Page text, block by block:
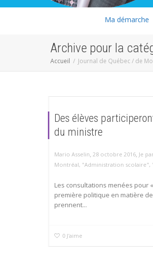
Ma démarche
Archive pour la
Accueil Journal de Québec / de
Des élèves
du ministre
Mario Asselin, 28 octobre 2016, Je
Montréal, "Administration scolaire",
Les consultations menées pour
première politique en matière
prennent...
0 J'aime